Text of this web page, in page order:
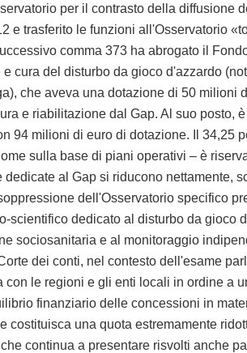
per il contrasto della diffusione
e trasferito le funzioni all'Osservatorio
comma 373 ha abrogato il Fondo
cura del disturbo da gioco d'azzardo
che aveva una dotazione di 50
e riabilitazione dal Gap. Al suo posto,
94 milioni di euro di dotazione. Il 34,25
sulla base di piani operativi – è
dedicate al Gap si riducono nettamente,
dell'Osservatorio specifico
scientifico dedicato al disturbo da
sociosanitaria e al monitoraggio
conti, nel contesto dell'esame
con le regioni e gli enti locali in ordine a
finanziario delle concessioni in
costituisca una quota estremamente
continua a presentare risvolti anche